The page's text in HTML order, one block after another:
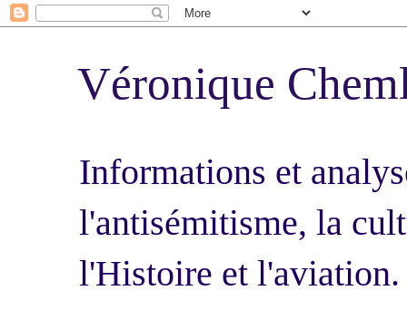
Véronique
Informations et
l'antisémitisme, la
l'Histoire et l'aviation.